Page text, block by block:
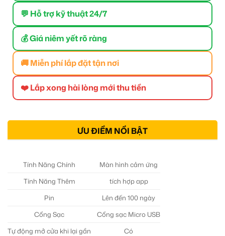
💬 Hỗ trợ kỹ thuật 24/7
💰 Giá niêm yết rõ ràng
🚚 Miễn phí lắp đặt tận nơi
❤️ Lắp xong hài lòng mới thu tiền
ƯU ĐIỂM NỔI BẬT
Tính Năng Chính
Màn hình cảm ứng
Tính Năng Thêm
tích hợp app
Pin
Lên đến 100 ngày
Cổng Sạc
Cổng sạc Micro USB
Tự động mở cửa khi lại gần
Có